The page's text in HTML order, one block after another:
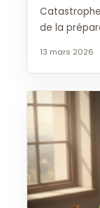
de la
13 mars 2026